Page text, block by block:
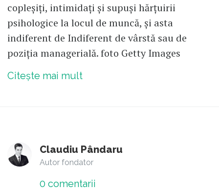
copleșiți, intimidați și supuși hărțuirii
psihologice la locul de muncă, și asta
indiferent de Indiferent de vârstă sau de
poziția managerială. foto Getty Images
Citește mai mult
Claudiu Pândaru
Autor fondator
0 comentarii